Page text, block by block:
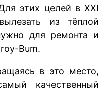
этих целей в XXI
из тёплой
для ремонта и
Bum.
в это место,
качественный